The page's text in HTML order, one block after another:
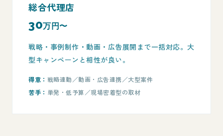
総合代理店
30万円〜
戦略・事例制作・動画・広告展開まで一括対応。大
型キャンペーンと相性が良い。
得意： 戦略連動／動画・広告連携／大型案件
苦手： 単発・低予算／現場密着型の取材